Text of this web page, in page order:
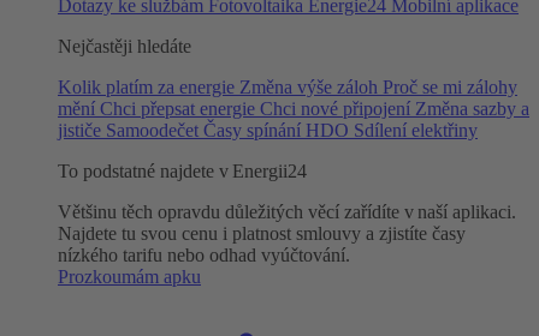
Dotazy ke službám Fotovoltaika Energie24 Mobilní aplikace
Nejčastěji hledáte
Kolik platím za energie Změna výše záloh Proč se mi zálohy
mění Chci přepsat energie Chci nové připojení Změna sazby a
jističe Samoodečet Časy spínání HDO Sdílení elektřiny
To podstatné najdete v Energii24
Většinu těch opravdu důležitých věcí zařídíte v naší aplikaci.
Najdete tu svou cenu i platnost smlouvy a zjistíte časy
nízkého tarifu nebo odhad vyúčtování.
Prozkoumám apku